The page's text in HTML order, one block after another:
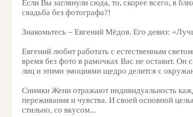
Если Вы заглянули сюда, то, скорее всего, в
свадьба без фотографа?!
Знакомьтесь – Евгений Мёдов. Его девиз:
Евгений любит работать с естественным
время без фото в рамочках Вас не оставит. Он
лиц и этими эмоциями щедро делится с
Снимки Жени отражают индивидуальность
переживания и чувства. И своей основной
стильно, со вкусом...